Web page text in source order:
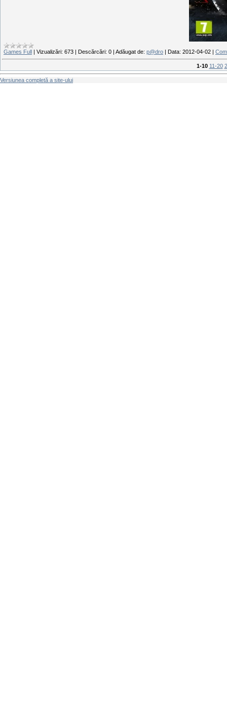
Games Full | Vizualizări: 673 | Descărcări: 0 | Adăugat de: p@dro | Data: 2012-04-02 |
1-10 11-20
Versiunea completă a site-ului